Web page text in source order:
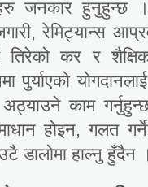
जनकार हुनुहुन्छ
रेमिट्यान्स
तिरेको कर र
पुर्याएको
काम
होइन, गलत
डालोमा हाल्नु हुँदैन ।